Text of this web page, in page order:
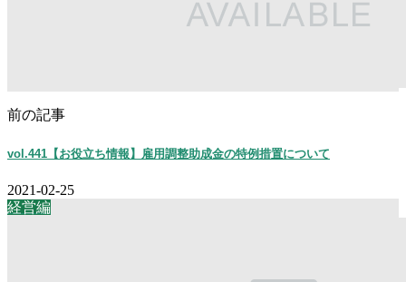
前の記事
vol.441【お役立ち情報】雇用調整助成金の特例措置について
2021-02-25
経営編